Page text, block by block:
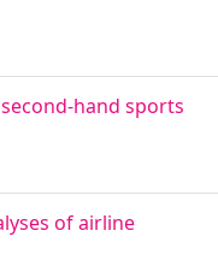
hand sports
of airline